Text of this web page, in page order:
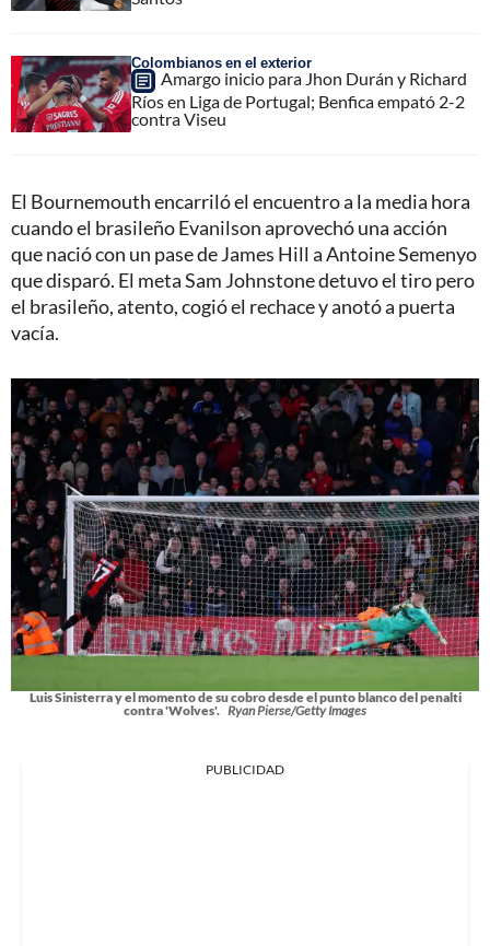
Colombianos en el exterior
Amargo inicio para Jhon Durán y Richard
Ríos en Liga de Portugal; Benfica empató 2-2
contra Viseu
El Bournemouth encarriló el encuentro a la media hora
cuando el brasileño Evanilson aprovechó una acción
que nació con un pase de James Hill a Antoine Semenyo
que disparó. El meta Sam Johnstone detuvo el tiro pero
el brasileño, atento, cogió el rechace y anotó a puerta
vacía.
Luis Sinisterra y el momento de su cobro desde el punto blanco del penalti
contra 'Wolves'. Ryan Pierse/Getty Images
PUBLICIDAD